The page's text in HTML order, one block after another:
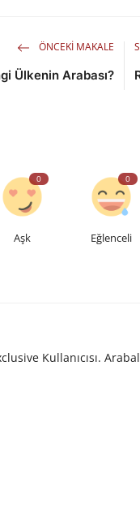
ÖNCEKI MAKALE
Ülkenin Arabası?
0
Aşk
0
Eğlenceli
Kullanıcısı.